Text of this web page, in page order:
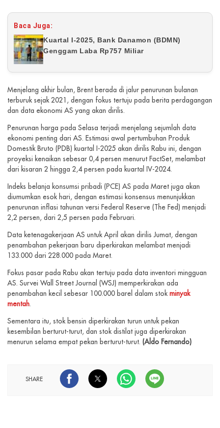
Baca Juga:
Kuartal I-2025, Bank Danamon (BDMN)
Genggam Laba Rp757 Miliar
Menjelang akhir bulan, Brent berada di jalur penurunan bulanan
terburuk sejak 2021, dengan fokus tertuju pada berita perdagangan
dan data ekonomi AS yang akan dirilis.
Penurunan harga pada Selasa terjadi menjelang sejumlah data
ekonomi penting dari AS. Estimasi awal pertumbuhan Produk
Domestik Bruto (PDB) kuartal I-2025 akan dirilis Rabu ini, dengan
proyeksi kenaikan sebesar 0,4 persen menurut FactSet, melambat
dari kisaran 2 hingga 2,4 persen pada kuartal IV-2024.
Indeks belanja konsumsi pribadi (PCE) AS pada Maret juga akan
diumumkan esok hari, dengan estimasi konsensus menunjukkan
penurunan inflasi tahunan versi Federal Reserve (The Fed) menjadi
2,2 persen, dari 2,5 persen pada Februari.
Data ketenagakerjaan AS untuk April akan dirilis Jumat, dengan
penambahan pekerjaan baru diperkirakan melambat menjadi
133.000 dari 228.000 pada Maret.
Fokus pasar pada Rabu akan tertuju pada data inventori mingguan
AS. Survei Wall Street Journal (WSJ) memperkirakan ada
penambahan kecil sebesar 100.000 barel dalam stokminyak
mentah.
Sementara itu, stok bensin diperkirakan turun untuk pekan
kesembilan berturut-turut, dan stok distilat juga diperkirakan
menurun selama empat pekan berturut-turut. (Aldo Fernando)
SHARE